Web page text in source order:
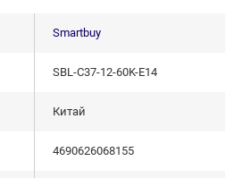
Smartbuy
SBL-C37-12-60K-E14
Китай
4690626068155